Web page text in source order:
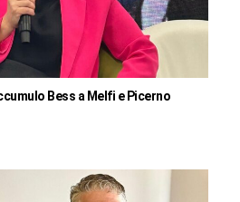
Bess a Melfi e Picerno